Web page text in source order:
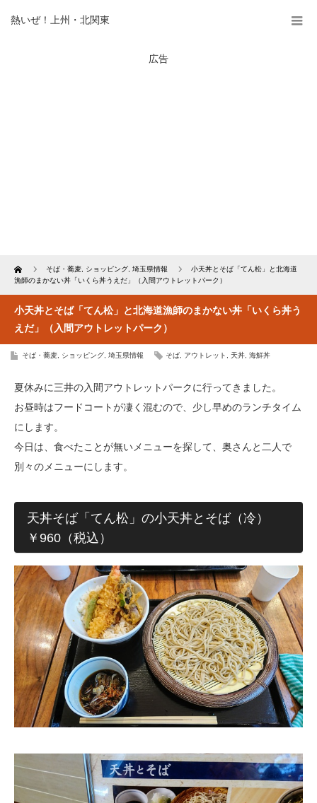
熱いぜ！上州・北関東
広告
Home そば・蕎麦 ショッピング 埼玉県情報
小天丼とそば「てん松」と北海道
漁師のまかない丼「いくら丼うえだ」（入間アウトレットパーク）
小天丼とそば「てん松」と北海道漁師のまかない丼「いくら丼う
えだ」（入間アウトレットパーク）
そば・蕎麦 ショッピング 埼玉県情報 そば アウトレット 天丼 海鮮丼
夏休みに三井の入間アウトレットパークに行ってきました。
お昼時はフードコートが凄く混むので、少し早めのランチタイム
にします。
今日は、食べたことが無いメニューを探して、奥さんと二人で
別々のメニューにします。
天丼そば「てん松」の小天丼とそば（冷）
￥960（税込）